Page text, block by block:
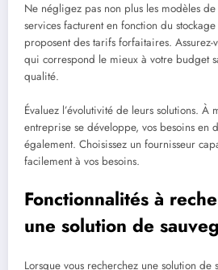
Ne négligez pas non plus les modèles
services facturent en fonction du
proposent des tarifs forfaitaires.
qui correspond le mieux à votre budget
qualité.
Évaluez l’évolutivité de leurs solutions. À
entreprise se développe, vos besoins en
également. Choisissez un fournisseur
facilement à vos besoins.
Fonctionnalités à
une solution de
Lorsque vous recherchez une solution de